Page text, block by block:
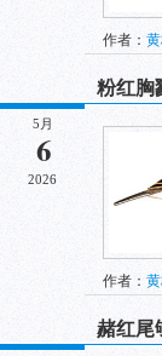
作者：
5月
6
2026
粉红胸
作者：
赭红尾